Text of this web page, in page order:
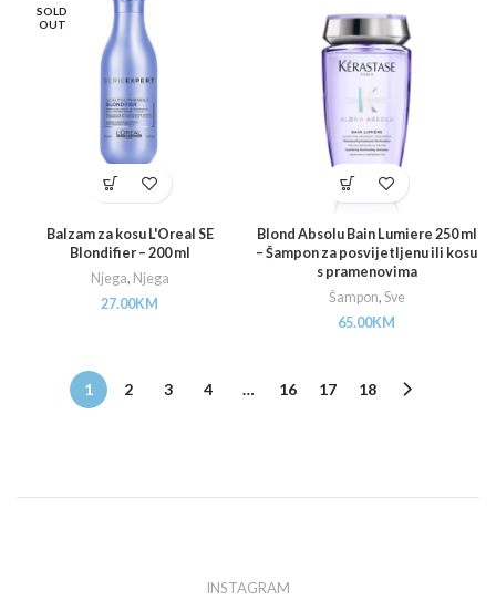
SOLD
OUT
Balzam za kosu L'Oreal SE
Blondifier – 200 ml
Njega, Njega
27.00KM
Blond Absolu Bain Lumiere 250 ml
– Šampon za posvijetljenu ili kosu
s pramenovima
Šampon, Sve
65.00KM
1 2 3 4 … 16 17 18
INSTAGRAM